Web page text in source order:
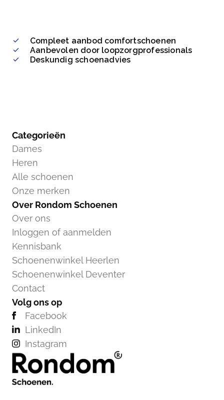
Compleet aanbod comfortschoenen
Aanbevolen door loopzorgprofessionals
Deskundig schoenadvies
Categorieën
Dames
Heren
Alle schoenen
Onze merken
Over Rondom Schoenen
Over ons
Inloggen of aanmelden
Kennisbank
Schoenenwinkel Heerlen
Schoenenwinkel Deventer
Contact
Volg ons op
Facebook
LinkedIn
Instagram